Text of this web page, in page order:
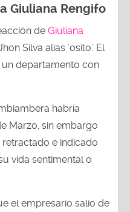
Giuliana Rengifo
de Giuliana
Silva alias 'osito'. El
departamento con
habría
Marzo, sin embargo
e indicado
vida sentimental o
el empresario salio de